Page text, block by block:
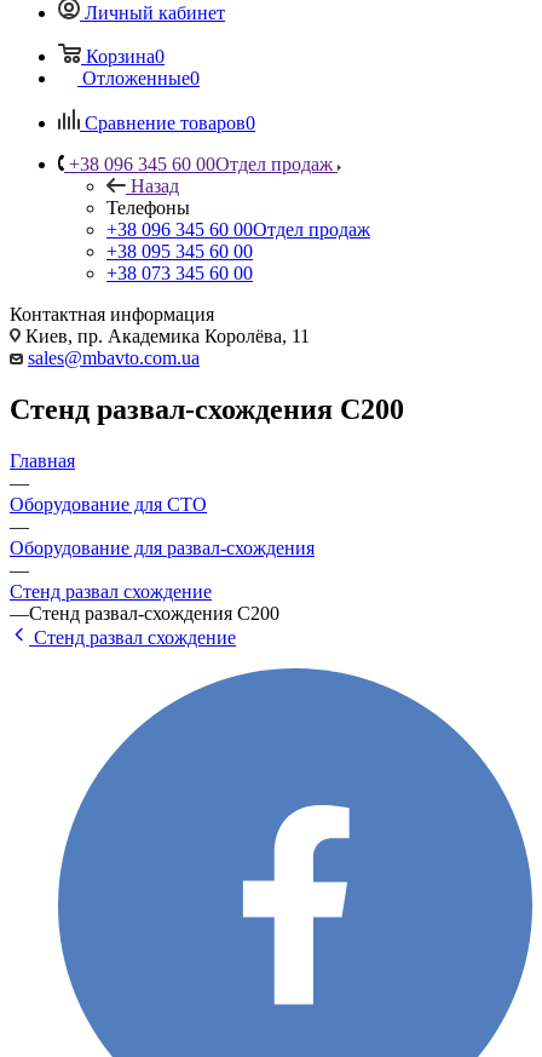
Личный кабинет
Корзина0
Отложенные0
Сравнение товаров0
+38 096 345 60 00Отдел продаж
Назад
Телефоны
+38 096 345 60 00Отдел продаж
+38 095 345 60 00
+38 073 345 60 00
Контактная информация
Киев, пр. Академика Королёва, 11
sales@mbavto.com.ua
Стенд развал-схождения С200
Главная
—
Оборудование для СТО
—
Оборудование для развал-схождения
—
Стенд развал схождение
—Стенд развал-схождения С200
Стенд развал схождение